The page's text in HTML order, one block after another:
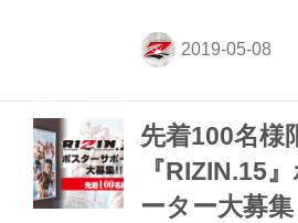
『RIZIN.16』のポス
だける方は、下記の
は5月15日（水）18
り前でも定員になり
ただく場合がござ
・個人の方はお申込
先着100名様
『RIZIN.15
ーター大募集